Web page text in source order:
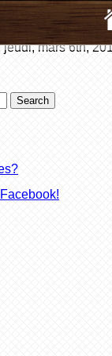
Poitrine
Brochette de porc
mars 6th,